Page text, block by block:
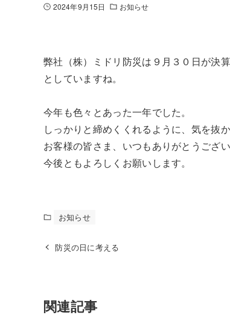
2024年9月15日 お知らせ
弊社（株）ミドリ防災は９月３０日が決
としていますね。
今年も色々とあった一年でした。
しっかりと締めくくれるように、気を抜
お客様の皆さま、いつもありがとうござい
今後ともよろしくお願いします。
お知らせ
防災の日に考える
関連記事